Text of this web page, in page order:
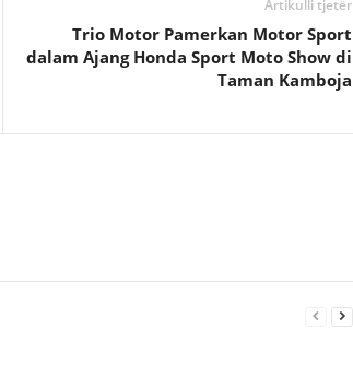
Artikulli tjetër
Trio Motor Pamerkan Motor Sport
dalam Ajang Honda Sport Moto Show di
Taman Kamboja